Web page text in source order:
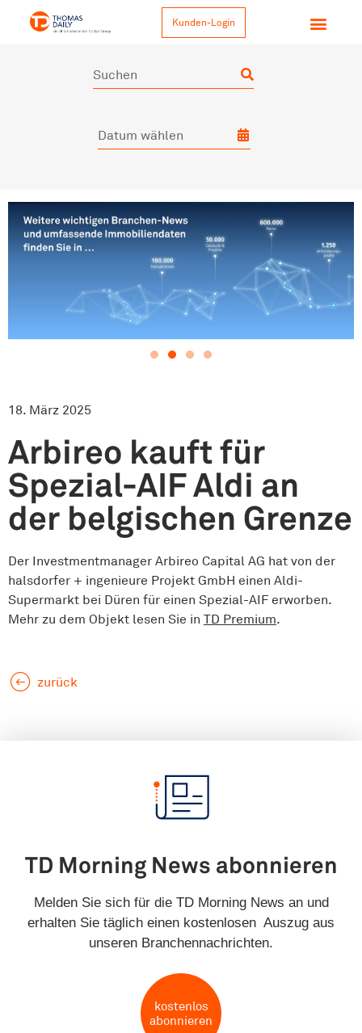
Kunden-Login
18. März 2025
Arbireo kauft für
Spezial-AIF Aldi an
der belgischen Grenze
Der Investmentmanager Arbireo Capital AG hat von der
halsdorfer + ingenieure Projekt GmbH einen Aldi-
Supermarkt bei Düren für einen Spezial-AIF erworben.
Mehr zu dem Objekt lesen Sie in TD Premium.
zurück
TD Morning News abonnieren
Melden Sie sich für die TD Morning News an und
erhalten Sie täglich einen kostenlosen Auszug aus
unseren Branchennachrichten.
kostenlos
abonnieren